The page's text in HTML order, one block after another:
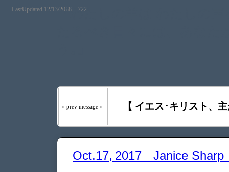
LastUpdated 12/13/2018 _ 722『わたしの羊は わたしの
« prev message « 【 イエス･キリスト、
Oct.17, 2017 _ Janice